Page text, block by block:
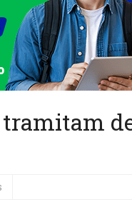
tramitam